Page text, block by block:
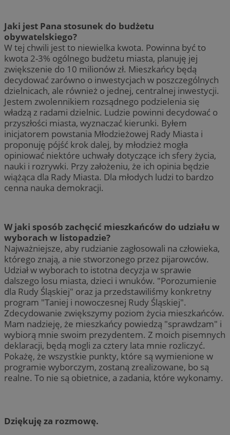
Jaki jest Pana stosunek do budżetu
obywatelskiego?
W tej chwili jest to niewielka kwota. Powinna być to
kwota 2-3% ogólnego budżetu miasta, planuję jej
zwiększenie do 10 milionów zł. Mieszkańcy będą
decydować zarówno o inwestycjach w poszczególnych
dzielnicach, ale również o jednej, centralnej inwestycji.
Jestem zwolennikiem rozsądnego podzielenia się
władzą z radami dzielnic. Ludzie powinni decydować o
przyszłości miasta, wyznaczać kierunki. Byłem
inicjatorem powstania Młodzieżowej Rady Miasta i
proponuję pójść krok dalej, by młodzież mogła
opiniować niektóre uchwały dotyczące ich sfery życia,
nauki i rozrywki. Przy założeniu, że ich opinia będzie
wiążąca dla Rady Miasta. Dla młodych ludzi to bardzo
cenna nauka demokracji.
W jaki sposób zachęcić mieszkańców do udziału w
wyborach w listopadzie?
Najważniejsze, aby rudzianie zagłosowali na człowieka,
którego znają, a nie stworzonego przez pijarowców.
Udział w wyborach to istotna decyzja w sprawie
dalszego losu miasta, dzieci i wnuków. "Porozumienie
dla Rudy Śląskiej" oraz ja przedstawiliśmy konkretny
program "Taniej i nowoczesnej Rudy Śląskiej".
Zdecydowanie zwiększymy poziom życia mieszkańców.
Mam nadzieję, że mieszkańcy powiedzą "sprawdzam" i
wybiorą mnie swoim prezydentem. Z moich pisemnych
deklaracji, będą mogli za cztery lata mnie rozliczyć.
Pokażę, że wszystkie punkty, które są wymienione w
programie wyborczym, zostaną zrealizowane, bo są
realne. To nie są obietnice, a zadania, które wykonamy.
Dziękuję za rozmowę.